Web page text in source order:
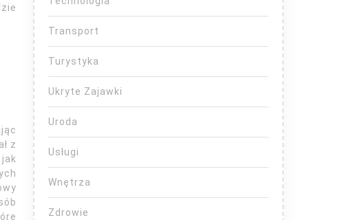
z
Transport
Turystyka
Ukryte Zajawki
Uroda
Usługi
Wnętrza
Zdrowie